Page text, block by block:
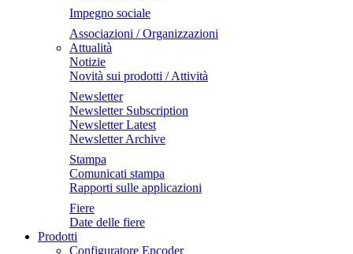
Impegno sociale
Associazioni / Organizzazioni
Attualità
Notizie
Novità sui prodotti / Attività
Newsletter
Newsletter Subscription
Newsletter Latest
Newsletter Archive
Stampa
Comunicati stampa
Rapporti sulle applicazioni
Fiere
Date delle fiere
Prodotti
Configuratore Encoder